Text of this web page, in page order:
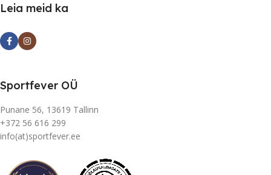
Leia meid ka
Sportfever OÜ
Punane 56, 13619 Tallinn
+372 56 616 299
info(at)sportfever.ee